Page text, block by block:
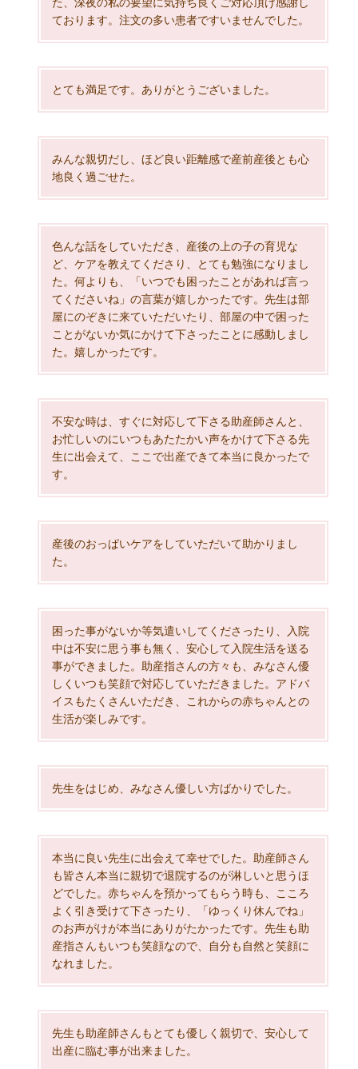
た、深夜の私の要望に気持ち良くご対応頂け感謝し
ております。注文の多い患者ですいませんでした。
とても満足です。ありがとうございました。
みんな親切だし、ほど良い距離感で産前産後とも心
地良く過ごせた。
色んな話をしていただき、産後の上の子の育児な
ど、ケアを教えてくださり、とても勉強になりまし
た。何よりも、「いつでも困ったことがあれば言っ
てくださいね」の言葉が嬉しかったです。先生は部
屋にのぞきに来ていただいたり、部屋の中で困った
ことがないか気にかけて下さったことに感動しまし
た。嬉しかったです。
不安な時は、すぐに対応して下さる助産師さんと、
お忙しいのにいつもあたたかい声をかけて下さる先
生に出会えて、ここで出産できて本当に良かったで
す。
産後のおっぱいケアをしていただいて助かりまし
た。
困った事がないか等気遣いしてくださったり、入院
中は不安に思う事も無く、安心して入院生活を送る
事ができました。助産指さんの方々も、みなさん優
しくいつも笑顔で対応していただきました。アドバ
イスもたくさんいただき、これからの赤ちゃんとの
生活が楽しみです。
先生をはじめ、みなさん優しい方ばかりでした。
本当に良い先生に出会えて幸せでした。助産師さん
も皆さん本当に親切で退院するのが淋しいと思うほ
どでした。赤ちゃんを預かってもらう時も、こころ
よく引き受けて下さったり、「ゆっくり休んでね」
のお声がけが本当にありがたかったです。先生も助
産指さんもいつも笑顔なので、自分も自然と笑顔に
なれました。
先生も助産師さんもとても優しく親切で、安心して
出産に臨む事が出来ました。